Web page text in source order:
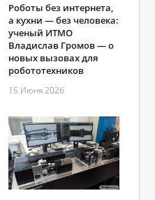
Роботы без интернета,
а кухни ― без человека:
ученый ИТМО
Владислав Громов ― о
новых вызовах для
робототехников
15 Июня 2026